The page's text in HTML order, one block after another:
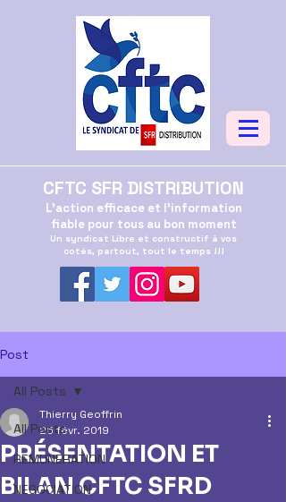
CFTC SFR DISTRIBUTION
L'action efficace et l'information
fiable pour tous au bon moment
Un syndicat Libre et constructif à vos
cotés, partout, tout le temps !!!
Post
All Posts
REMUNERATION
NEGOCIATION
All Posts
PRÉSENTATION ET
BILAN CFTC SFRD
Thierry Geoffrin
25 févr. 2019